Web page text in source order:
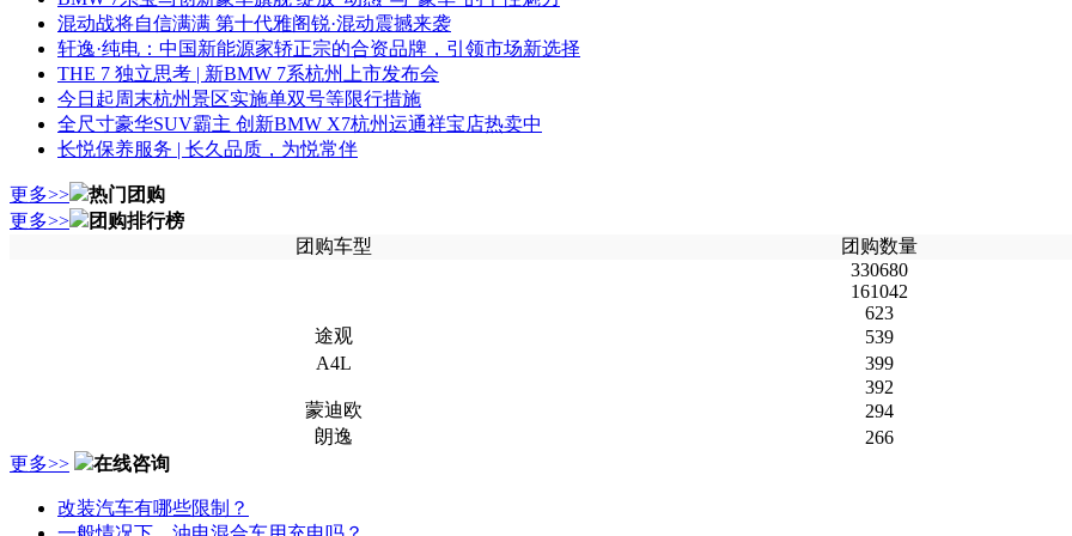
混动战将自信满满 第十代雅阁锐·混动震撼来袭
轩逸·纯电：中国新能源家轿正宗的合资品牌，引领市场新选择
THE 7 独立思考 | 新BMW 7系杭州上市发布会
今日起周末杭州景区实施单双号等限行措施
全尺寸豪华SUV霸主 创新BMW X7杭州运通祥宝店热卖中
长悦保养服务 | 长久品质，为悦常伴
更多>>
热门团购
更多>>
团购排行榜
团购车型
团购数量
330680
161042
623
途观
539
A4L
399
392
蒙迪欧
294
朗逸
266
更多>>
在线咨询
改装汽车有哪些限制？